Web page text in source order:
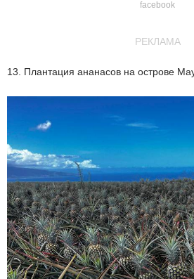
facebook
РЕКЛАМА
13. Плантация ананасов на острове